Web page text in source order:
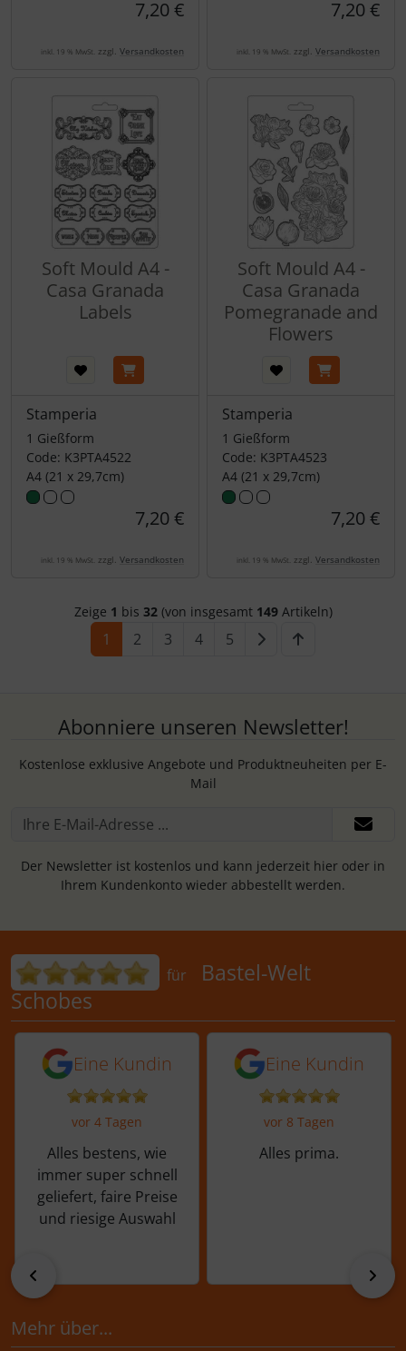
7,20 €
inkl. 19 % MwSt. zzgl. Versandkosten
7,20 €
inkl. 19 % MwSt. zzgl. Versandkosten
Soft Mould A4 -
Casa Granada
Labels
Stamperia
1 Gießform
Code: K3PTA4522
A4 (21 x 29,7cm)
7,20 €
inkl. 19 % MwSt. zzgl. Versandkosten
Soft Mould A4 -
Casa Granada
Pomegranade and
Flowers
Stamperia
1 Gießform
Code: K3PTA4523
A4 (21 x 29,7cm)
7,20 €
inkl. 19 % MwSt. zzgl. Versandkosten
Zeige 1 bis 32(von insgesamt 149Artikeln)
1 2 3 4 5
Abonniere unseren Newsletter!
Kostenlose exklusive Angebote und Produktneuheiten per E-
Mail
Der Newsletter ist kostenlos und kann jederzeit hier oder in
Ihrem Kundenkonto wieder abbestellt werden.
Bewertungen für Bastel-Welt
für
Bastel-Welt
Schobes
5 von 5 Sternen von einer Kundin vor
Eine Kundin
vor 4 Tagen
Alles bestens, wie
immer super schnell
geliefert, faire Preise
und riesige Auswahl
5 von 5 Sternen
Eine Kundin
vor 8 Tagen
Alles prima.
vor
Mehr über...